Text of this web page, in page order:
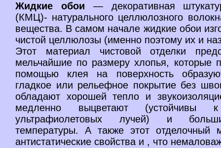
Жидкие обои — декоративная
(КМЦ)- натурального целлюлозного
вещества. В самом начале жидкие обои
чистой целлюлозы (именно поэтому их и
Этот материал чистовой отделки
мельчайшие по размеру хлопья, которые
помощью клея на поверхность
гладкое или рельефное покрытие без
обладают хорошей тепло и
медленно выцветают (устойчивы к
ультрафиолетовых лучей) и
температуры. А также этот отделочный
антистатические свойства и , что